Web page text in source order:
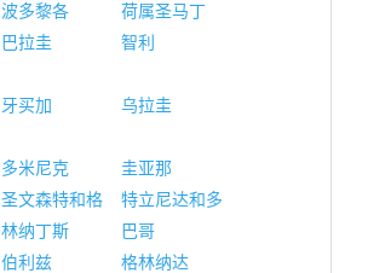
波多黎各
荷属圣马丁
巴拉圭
智利
牙买加
乌拉圭
多米尼克 圭亚那
圣文森特和格
林纳丁斯
特立尼达和多
巴哥
伯利兹
格林纳达